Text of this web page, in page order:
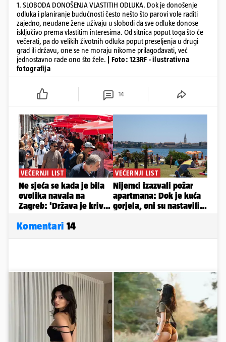
1. SLOBODA DONOŠENJA VLASTITIH ODLUKA. Dok je donošenje
odluka i planiranje budućnosti često nešto što parovi vole raditi
zajedno, neudane žene uživaju u slobodi da sve odluke donose
isključivo prema vlastitim interesima. Od sitnica poput toga što će
večerati, pa do velikih životnih odluka poput preseljenja u drugi
grad ili državu, one se ne moraju nikome prilagođavati, već
jednostavno rade ono što žele.
| Foto: 123RF - ilustrativna
fotografija
14
Komentari 14